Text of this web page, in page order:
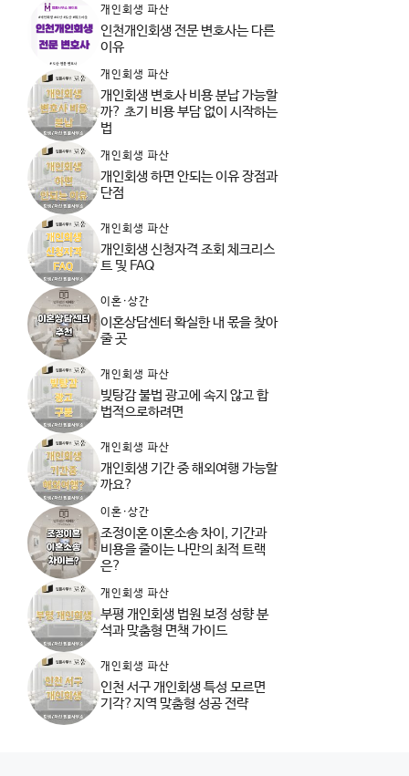
개인회생 파산
인천개인회생 전문 변호사는 다른
이유
개인회생 파산
개인회생 변호사 비용 분납 가능할
까? 초기 비용 부담 없이 시작하는
법
개인회생 파산
개인회생 하면 안되는 이유 장점과
단점
개인회생 파산
개인회생 신청자격 조회 체크리스
트 및 FAQ
이혼·상간
이혼상담센터 확실한 내 몫을 찾아
줄 곳
개인회생 파산
빚탕감 불법 광고에 속지 않고 합
법적으로하려면
개인회생 파산
개인회생 기간 중 해외여행 가능할
까요?
이혼·상간
조정이혼 이혼소송 차이, 기간과
비용을 줄이는 나만의 최적 트랙
은?
개인회생 파산
부평 개인회생 법원 보정 성향 분
석과 맞춤형 면책 가이드
개인회생 파산
인천 서구 개인회생 특성 모르면
기각?지역 맞춤형 성공 전략